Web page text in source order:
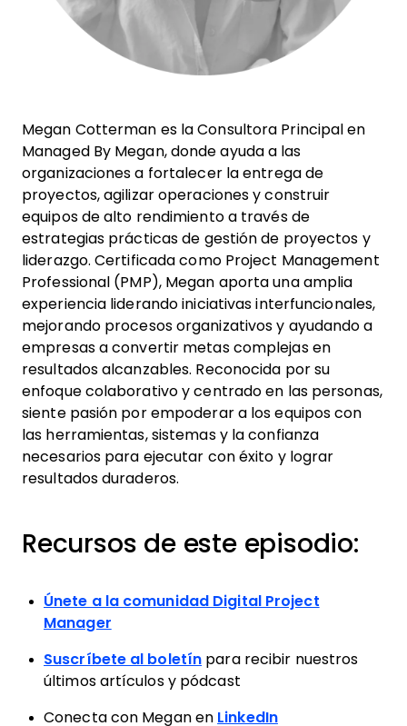
Megan Cotterman es la Consultora Principal en
Managed By Megan, donde ayuda a las
organizaciones a fortalecer la entrega de
proyectos, agilizar operaciones y construir
equipos de alto rendimiento a través de
estrategias prácticas de gestión de proyectos y
liderazgo. Certificada como Project Management
Professional (PMP), Megan aporta una amplia
experiencia liderando iniciativas interfuncionales,
mejorando procesos organizativos y ayudando a
empresas a convertir metas complejas en
resultados alcanzables. Reconocida por su
enfoque colaborativo y centrado en las personas,
siente pasión por empoderar a los equipos con
las herramientas, sistemas y la confianza
necesarios para ejecutar con éxito y lograr
resultados duraderos.
Recursos de este episodio:
Únete a la comunidad Digital Project
Manager
Suscríbete al boletín para recibir nuestros
últimos artículos y pódcast
Conecta con Megan en LinkedIn